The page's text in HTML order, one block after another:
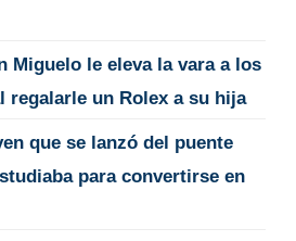
Miguelo le eleva la vara a los
regalarle un Rolex a su hija
que se lanzó del puente
para convertirse en